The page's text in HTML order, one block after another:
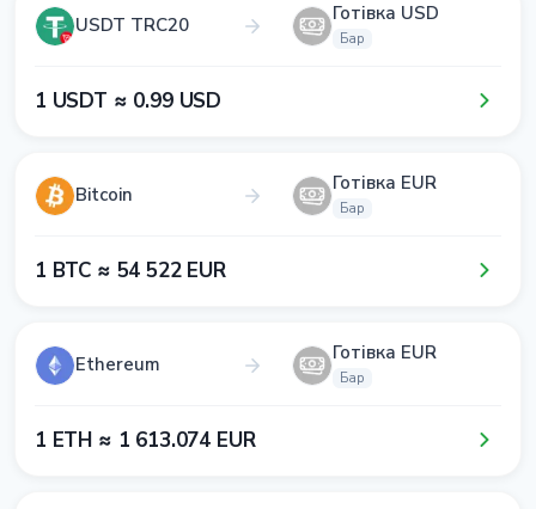
USDT TRC20 Готівка USD
Бар
1​ USDT ≈ 0​.9​9​ USD
Bitcoin Готівка EUR
Бар
1​ BTC ≈ 5​4​ 5​2​2​ EUR
Ethereum Готівка EUR
Бар
1​ ETH ≈ 1​ 6​1​3​.0​7​4​ EUR